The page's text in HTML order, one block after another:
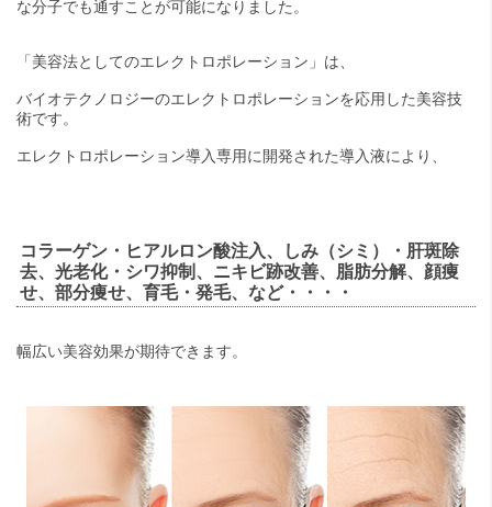
な分子でも通すことが可能になりました。
「美容法としてのエレクトロポレーション」は、
バイオテクノロジーのエレクトロポレーションを応用した美容技
術です。
エレクトロポレーション導入専用に開発された導入液により、
コラーゲン・ヒアルロン酸注入、しみ（シミ）・肝斑除
去、光老化・シワ抑制、ニキビ跡改善、脂肪分解、顔痩
せ、部分痩せ、育毛・発毛、など・・・・
幅広い美容効果が期待できます。